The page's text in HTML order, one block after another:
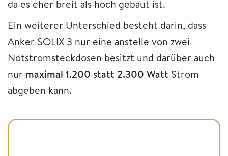
da es eher breit als hoch gebaut ist.
Ein weiterer Unterschied besteht darin, dass
Anker SOLIX 3 nur eine anstelle von zwei
Notstromsteckdosen besitzt und darüber auch
nur maximal 1.200 statt 2.300 Watt Strom
abgeben kann.